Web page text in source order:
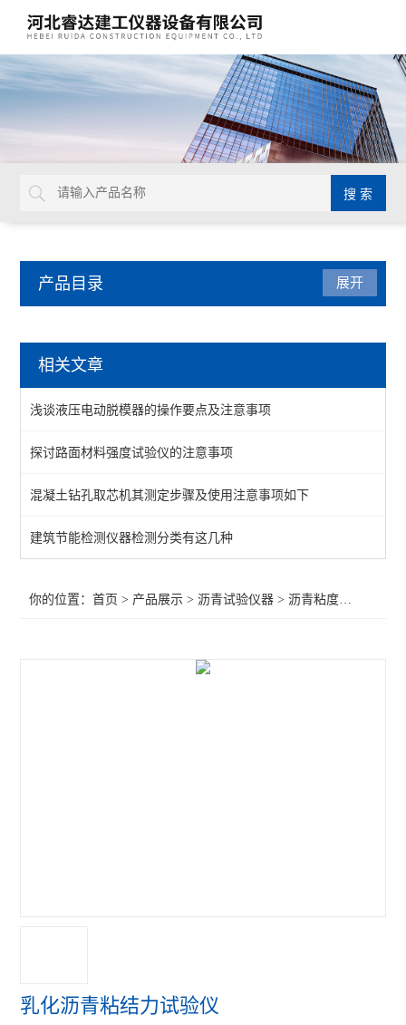
产品目录
数字式旋转粘度计
路面橡胶沥青灌封胶拉伸试验仪
沥青压力老化系统
自动沥青溶解度测定仪
沥青路面检测仪器
乳化沥青稀浆封层试验仪
展开
相关文章
浅谈液压电动脱模器的操作要点及注意事项
探讨路面材料强度试验仪的注意事项
混凝土钻孔取芯机其测定步骤及使用注意事项如下
建筑节能检测仪器检测分类有这几种
你的位置：首页 > 产品展示 >沥青试验仪器 >沥青粘度计
乳化沥青粘结力试验仪